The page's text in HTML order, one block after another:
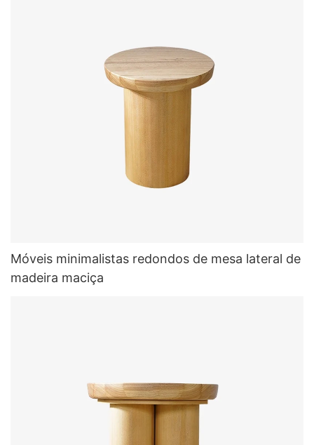
Móveis minimalistas redondos de mesa lateral de
madeira maciça